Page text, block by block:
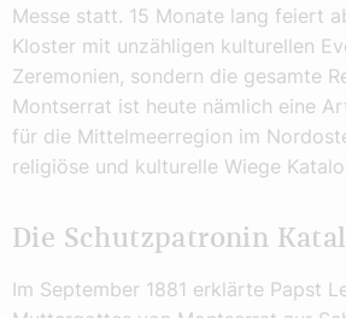
Messe statt. 15 Monate lang feiert
Kloster mit unzähligen kulturellen
Zeremonien, sondern die gesamte
Montserrat ist heute nämlich eine
für die Mittelmeerregion im
religiöse und kulturelle Wiege
Die Schutzpatronin
Im September 1881 erklärte Papst